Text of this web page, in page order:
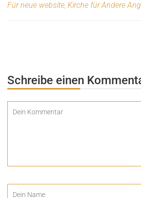
Für neue website, Kirche für Andere
Schreibe einen